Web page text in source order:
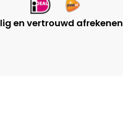
en vertrouwd afrekenen